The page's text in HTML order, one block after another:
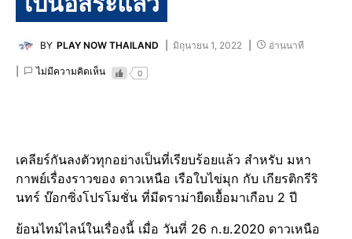
BY PLAY NOW THAILAND มิถุนายน 1, 2022 อ่านนาที
ไม่มีความคิดเห็น 0
เคลียร์กันลงตัวทุกอย่างเป็นที่เรียบร้อยแล้ว สำหรับ มหา
กาพย์เรื่องราวของ ดาวเหนือ เรือใบไข่มุก กับ เกียรติกรีริ
นทร์ บ๊อกซิ่งโปรโมชั่น ที่มีดราม่ายืดเยื้อมาเกือบ 2 ปี
ย้อนไทม์ไลน์ในเรื่องนี้ เมื่อ วันที่ 26 ก.ย.2020 ดาวเหนือ